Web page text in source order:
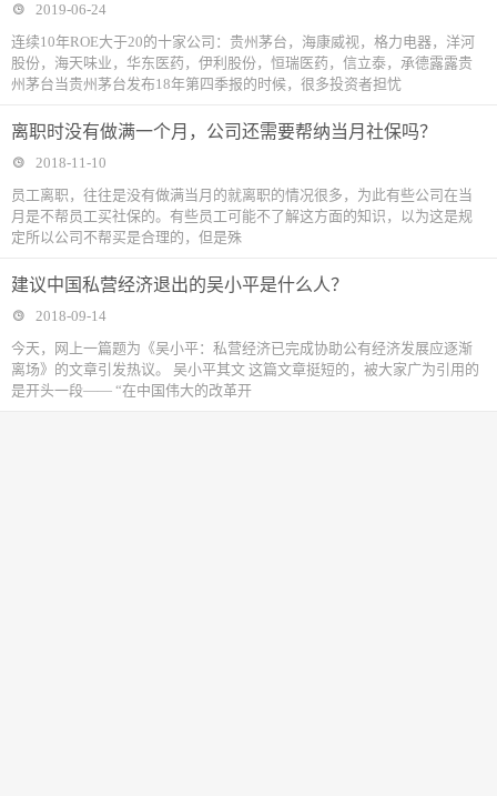
2019-06-24
连续10年ROE大于20的十家公司：贵州茅台，海康威视，格力电器，洋河
股份，海天味业，华东医药，伊利股份，恒瑞医药，信立泰，承德露露贵
州茅台当贵州茅台发布18年第四季报的时候，很多投资者担忧
离职时没有做满一个月，公司还需要帮纳当月社保吗？
2018-11-10
​员工离职，往往是没有做满当月的就离职的情况很多，为此有些公司在当
月是不帮员工买社保的。有些员工可能不了解这方面的知识，以为这是规
定所以公司不帮买是合理的，但是殊
建议中国私营经济退出的吴小平是什么人？
2018-09-14
今天，网上一篇题为《吴小平：私营经济已完成协助公有经济发展应逐渐
离场》的文章引发热议。 吴小平其文 这篇文章挺短的，被大家广为引用的
是开头一段—— “在中国伟大的改革开